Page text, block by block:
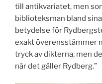
till antikvariatet, men
biblioteksman bland
betydelse för
exakt överensstämmer
tryck av dikterna, men
när det gäller Rydberg.”